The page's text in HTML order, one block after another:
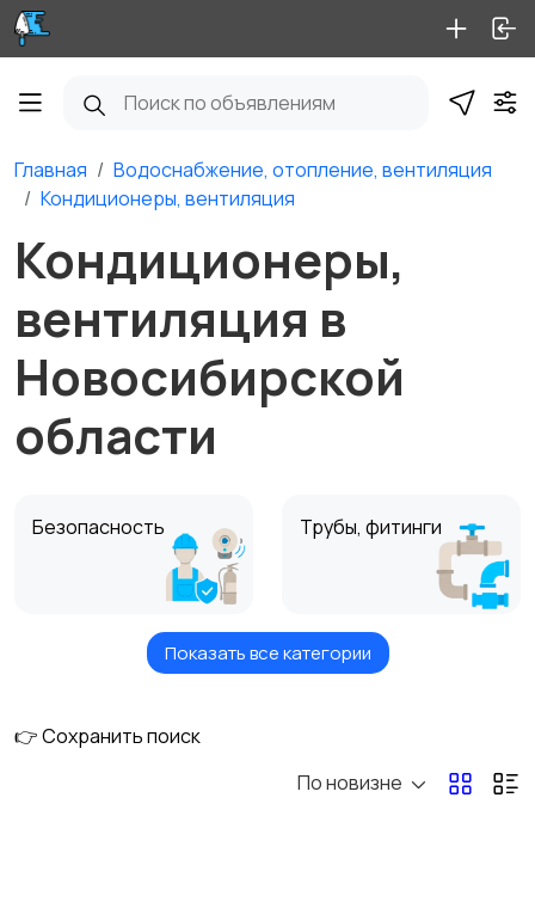
Главная
Водоснабжение, отопление, вентиляция
Кондиционеры, вентиляция
Кондиционеры,
вентиляция в
Новосибирской
области
Безопасность Трубы, фитинги
Кондиционеры,
Сантехника и
Котлы, радиаторы,
Показать все категории
👉 Сохранить поиск
По новизне